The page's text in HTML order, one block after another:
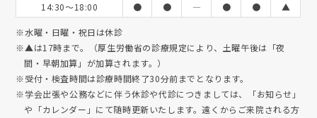
14:30～18:00
● ● ― ● ● ▲
※水曜・日曜・祝日は休診
※▲は17時まで。（厚生労働省の診療規定により、土曜午後は「夜
間・早朝加算」が加算されます。）
※受付・検査時間は診療時間終了30分前までとなります。
※学会出張や公務などに伴う休診や代診につきましては、「お知らせ」
や「カレンダー」にて随時更新いたします。遠くからご来院される方